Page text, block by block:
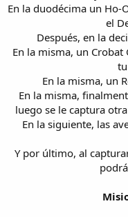
En la duodécima un Ho-
el
Después, en la
En la misma, un Crobat
En la misma, un
En la misma,
luego se le captura
En la siguiente, las
Y por último, al